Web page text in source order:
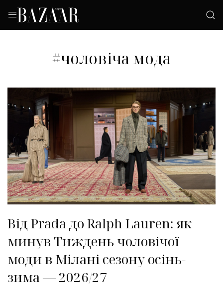
#чоловіча мода
Від Prada до Ralph Lauren: як
минув Тиждень чоловічої
моди в Мілані сезону осінь-
зима — 2026/27